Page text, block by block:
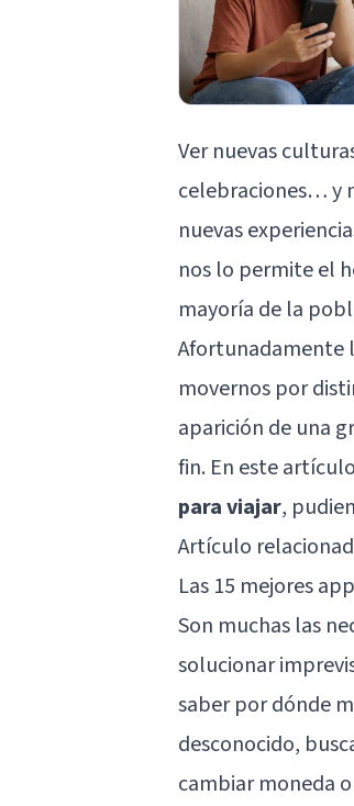
Ver nuevas
celebraciones… y
nuevas
nos lo permite el
mayoría de la
Afortunadamente
movernos por
aparición de una
fin. En este
para viajar,
Artículo
Las 15 mejores
Son muchas las
solucionar
saber por dónde
desconocido,
cambiar moneda